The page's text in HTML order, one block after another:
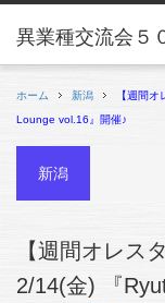
ホーム 新潟
【週間
Lounge vol.16』開催♪
新潟
【週間オレス
2/14(金) 『